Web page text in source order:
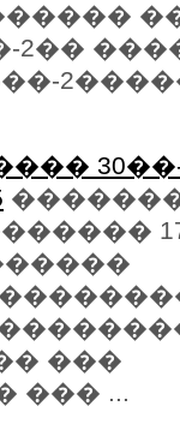
2��
���
��� ...